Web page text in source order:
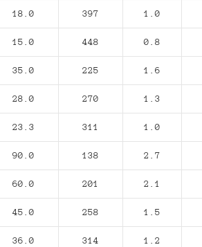
18.0 397 1.0
15.0 448 0.8
35.0 225 1.6
28.0 270 1.3
23.3 311 1.0
90.0 138 2.7
60.0 201 2.1
45.0 258 1.5
36.0 314 1.2